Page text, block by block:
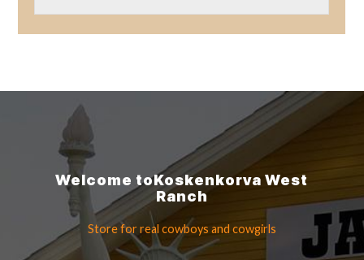
Welcome toKoskenkorvaWest
Ranch
Store for real cowboys and cowgirls